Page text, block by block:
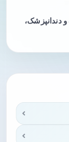
دندانپزشک،